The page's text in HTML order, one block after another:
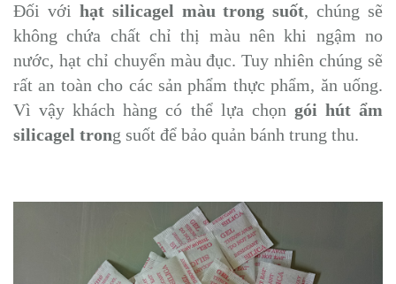
Đối với hạt silicagel màu trong suốt, chúng sẽ
không chứa chất chỉ thị màu nên khi ngậm no
nước, hạt chỉ chuyển màu đục. Tuy nhiên chúng sẽ
rất an toàn cho các sản phẩm thực phẩm, ăn uống.
Vì vậy khách hàng có thể lựa chọn gói hút ẩm
silicagel trong suốt để bảo quản bánh trung thu.